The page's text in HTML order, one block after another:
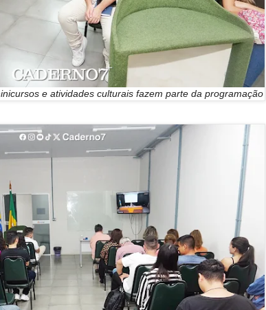
e atividades culturais fazem parte da programação